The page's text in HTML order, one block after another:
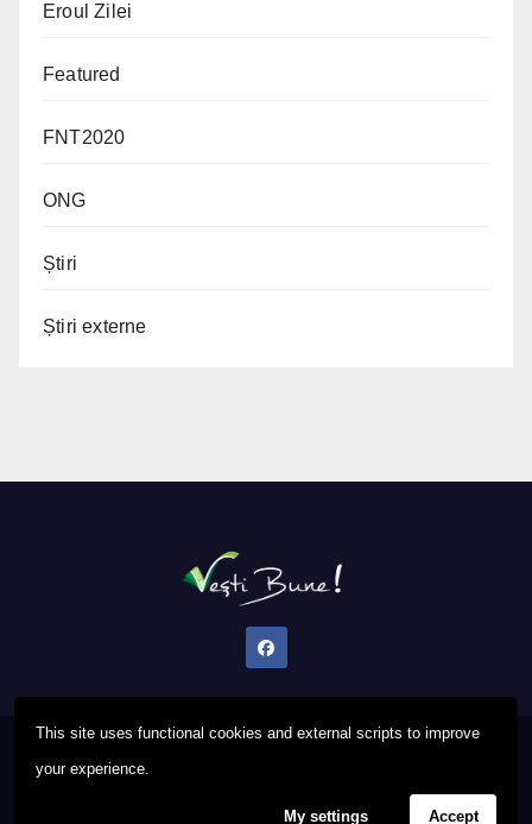
This site uses functional cookies and external scripts to improve
your experience.
My settings Accept
Eroul Zilei
Featured
FNT2020
ONG
Știri
Știri externe
Proudly powered by WordPress
Privacy PolicyFAQ